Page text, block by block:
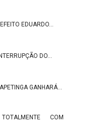
EDUARDO…
DO…
GANHARÁ…
COM